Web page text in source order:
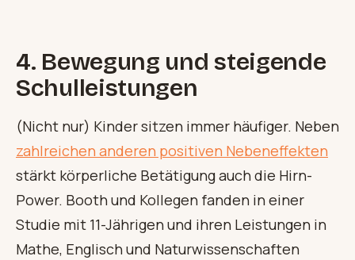
4. Bewegung und steigende
Schulleistungen
(Nicht nur) Kinder sitzen immer häufiger. Neben
zahlreichen anderen positiven Nebeneffekten
stärkt körperliche Betätigung auch die Hirn-
Power. Booth und Kollegen fanden in einer
Studie mit 11-Jährigen und ihren Leistungen in
Mathe, Englisch und Naturwissenschaften